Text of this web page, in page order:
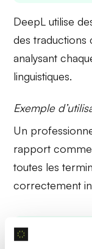
DeepL utilise
des traductions
analysant
linguistiques.
Exemple
Un
rapport
toutes les
correctement
Support de